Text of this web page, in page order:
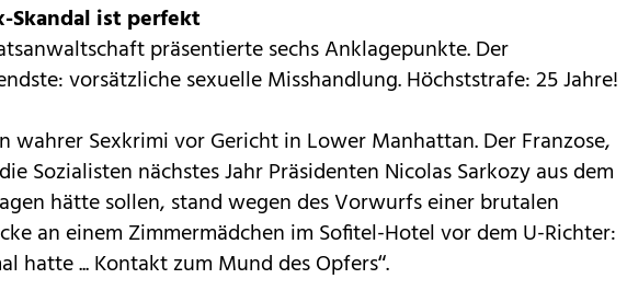
Skandal ist perfekt
präsentierte sechs Anklagepunkte. Der
vorsätzliche sexuelle Misshandlung. Höchststrafe: 25 Jahre!
wahrer Sexkrimi vor Gericht in Lower Manhattan. Der Franzose,
Sozialisten nächstes Jahr Präsidenten Nicolas Sarkozy aus dem
hätte sollen, stand wegen des Vorwurfs einer brutalen
an einem Zimmermädchen im Sofitel-Hotel vor dem U-Richter:
hatte ... Kontakt zum Mund des Opfers“.